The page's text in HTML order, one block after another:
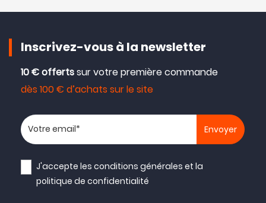
Inscrivez-vous à la newsletter
10 € offertssur votre première commande
dès 100 € d’achats sur le site
Votre adresse email
J'accepte lesconditions générales et la
politique de confidentialité